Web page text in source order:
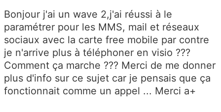
Bonjour j'ai un wave 2,j'ai réussi à le
paramétrer pour les MMS, mail et réseaux
sociaux avec la carte free mobile par contre
je n'arrive plus à téléphoner en visio ???
Comment ça marche ??? Merci de me donner
plus d'info sur ce sujet car je pensais que ça
fonctionnait comme un appel ... Merci a+